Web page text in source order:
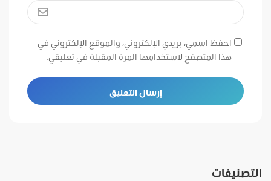
احفظ اسمي، بريدي الإلكتروني، والموقع الإلكتروني في
هذا المتصفح لاستخدامها المرة المقبلة في تعليقي.
التصنيفات